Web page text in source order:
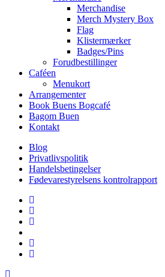
Merchandise
Merch Mystery Box
Flag
Klistermærker
Badges/Pins
Forudbestillinger
Caféen
Menukort
Arrangementer
Book Buens Bogcafé
Bagom Buen
Kontakt
Blog
Privatlivspolitik
Handelsbetingelser
Fødevarestyrelsens kontrolrapport
facebook
linkedin
instagram
phone
email